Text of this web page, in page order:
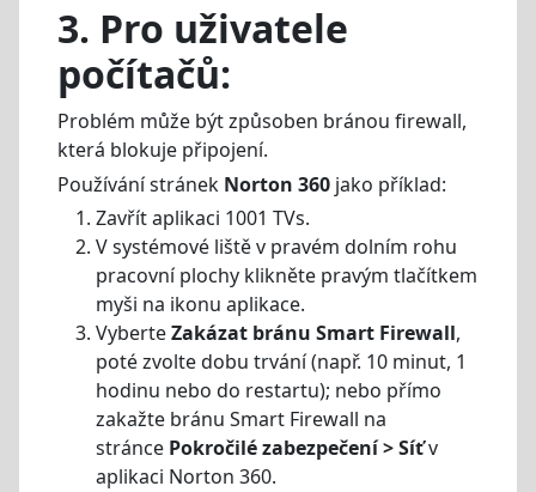
3. Pro uživatele
počítačů:
Problém může být způsoben bránou firewall,
která blokuje připojení.
Používání stránek Norton 360 jako příklad:
Zavřít aplikaci 1001 TVs.
V systémové liště v pravém dolním rohu
pracovní plochy klikněte pravým tlačítkem
myši na ikonu aplikace.
VyberteZakázat bránu Smart Firewall,
poté zvolte dobu trvání (např. 10 minut, 1
hodinu nebo do restartu); nebo přímo
zakažte bránu Smart Firewall na
stránce Pokročilé zabezpečení > Síťv
aplikaci Norton 360.